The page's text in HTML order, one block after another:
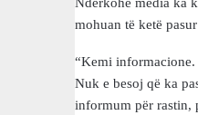
mohuan të ketë
“Kemi
Nuk e besoj që ka
informum për rastin,